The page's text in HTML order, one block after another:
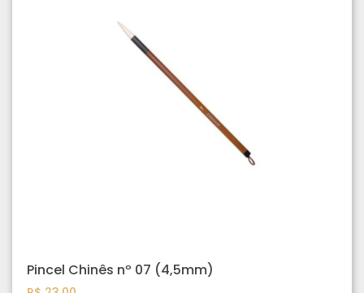
Pincel Chinês nº 07 (4,5mm)